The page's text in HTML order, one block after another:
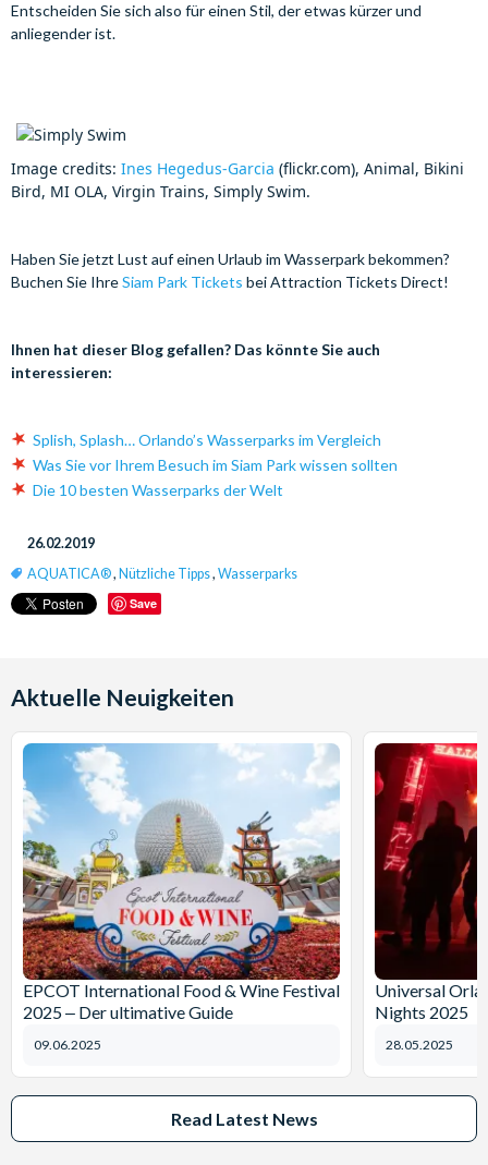
Entscheiden Sie sich also für einen Stil, der etwas kürzer und
anliegender ist.
Image credits: Ines Hegedus-Garcia (flickr.com), Animal, Bikini
Bird, MI OLA, Virgin Trains, Simply Swim.
Haben Sie jetzt Lust auf einen Urlaub im Wasserpark bekommen?
Buchen Sie IhreSiam Park Tickets bei Attraction Tickets Direct!
Ihnen hat dieser Blog gefallen? Das könnte Sie auch
interessieren:
Splish, Splash… Orlando’s Wasserparks im Vergleich
Was Sie vor Ihrem Besuch im Siam Park wissen sollten
Die 10 besten Wasserparks der Welt
26.02.2019
AQUATICA®, Nützliche Tipps, Wasserparks
Save
Aktuelle Neuigkeiten
EPCOT International Food & Wine Festival
2025 ‒ Der ultimative Guide
09.06.2025
Universal
Nights 2025
28.05.2025
Read Latest News